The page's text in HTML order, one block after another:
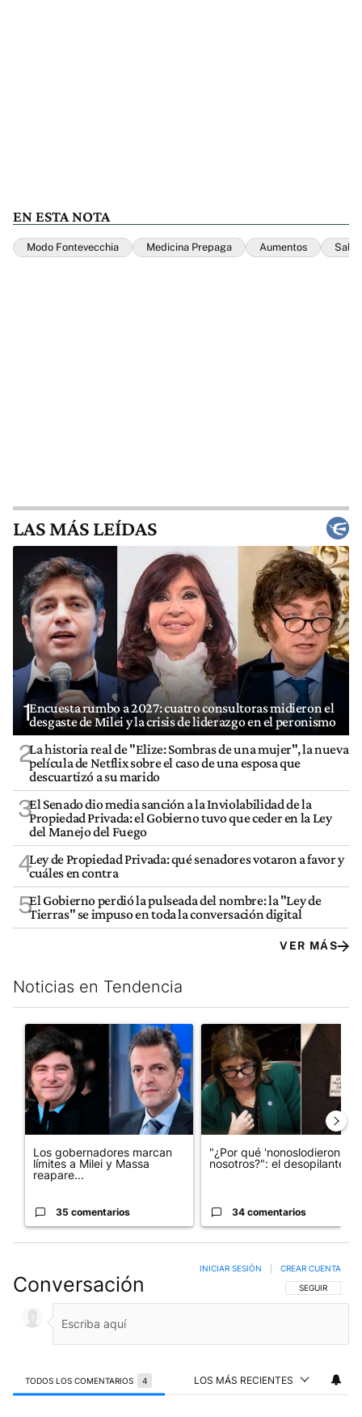
EN ESTA NOTA
Modo Fontevecchia Medicina Prepaga Aumentos Salud
LAS MÁS LEÍDAS
1Encuesta rumbo a 2027: cuatro consultoras midieron el
desgaste de Milei y la crisis de liderazgo en el peronismo
2La historia real de "Elize: Sombras de una mujer", la nueva
película de Netflix sobre el caso de una esposa que
descuartizó a su marido
3El Senado dio media sanción a la Inviolabilidad de la
Propiedad Privada: el Gobierno tuvo que ceder en la Ley
del Manejo del Fuego
4Ley de Propiedad Privada: qué senadores votaron a favor y
cuáles en contra
5El Gobierno perdió la pulseada del nombre: la "Ley de
Tierras" se impuso en toda la conversación digital
VER MÁS
Noticias en Tendencia
Este listado muestra los artículos con más comentarios en los
Un artículo de tendencia con el título "Los gobernadores
Los gobernadores marcan
límites a Milei y Massa
reapare...
35 comentarios
Un artículo de tendencia con
"¿Por qué 'nonoslodieron' a
nosotros?": el desopilante ...
34 comentarios
Conversación SIGA ESTA
SEGUIR
INICIAR SESIÓN CREAR CUENTA
TODOS LOS COMENTARIOS 4 LOS MÁS RECIENTES